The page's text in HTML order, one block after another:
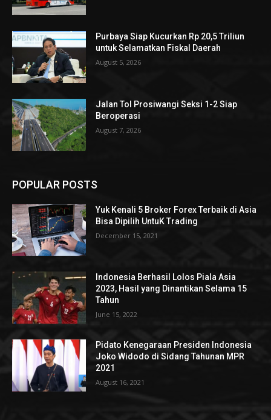
Purbaya Siap Kucurkan Rp 20,5 Triliun
untuk Selamatkan Fiskal Daerah
August 5, 2026
Jalan Tol Prosiwangi Seksi 1-2 Siap
Beroperasi
August 7, 2026
POPULAR POSTS
Yuk Kenali 5 Broker Forex Terbaik di Asia
Bisa Dipilih UntuK Trading
December 15, 2021
Indonesia Berhasil Lolos Piala Asia
2023, Hasil yang Dinantikan Selama 15
Tahun
June 15, 2022
Pidato Kenegaraan Presiden Indonesia
Joko Widodo di Sidang Tahunan MPR
2021
August 16, 2021